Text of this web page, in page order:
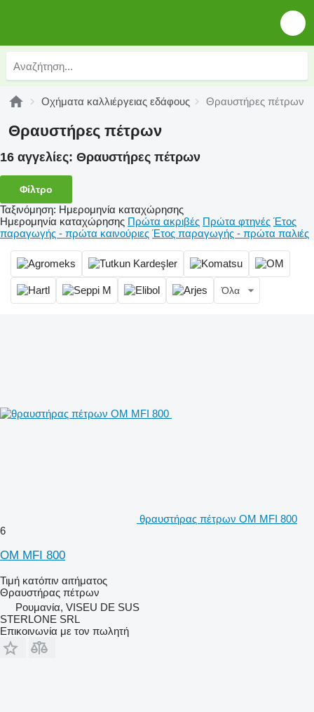
Οχήματα καλλιέργειας εδάφους Θραυστήρες πέτρων
Θραυστήρες πέτρων
16 αγγελίες: Θραυστήρες πέτρων
Φίλτρο
Ταξινόμηση: Ημερομηνία καταχώρησης
Ημερομηνία καταχώρησης Πρώτα ακριβές Πρώτα φτηνές Έτος
παραγωγής - πρώτα καινούριες Έτος παραγωγής - πρώτα παλιές
Όλα
θραυστήρας πέτρων OM MFI 800
6
OM MFI 800
Τιμή κατόπιν αιτήματος
Θραυστήρας πέτρων
Ρουμανία, VISEU DE SUS
STERLONE SRL
Επικοινωνία με τον πωλητή